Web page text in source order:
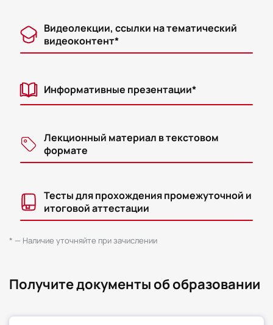
Видеолекции, ссылки на тематический
видеоконтент*
Информативные презентации*
Лекционный материал в текстовом
формате
Тесты для прохождения промежуточной и
итоговой аттестации
* — Наличие уточняйте при зачислении
Получите документы об образовании